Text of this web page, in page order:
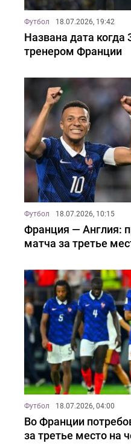
Футбол 18.07.2026, 19:42
Названа дата
тренером Франции
Футбол 18.07.2026, 10:15
Франция — Англия:
матча за третье
Футбол 18.07.2026, 04:00
Во Франции
за третье место на